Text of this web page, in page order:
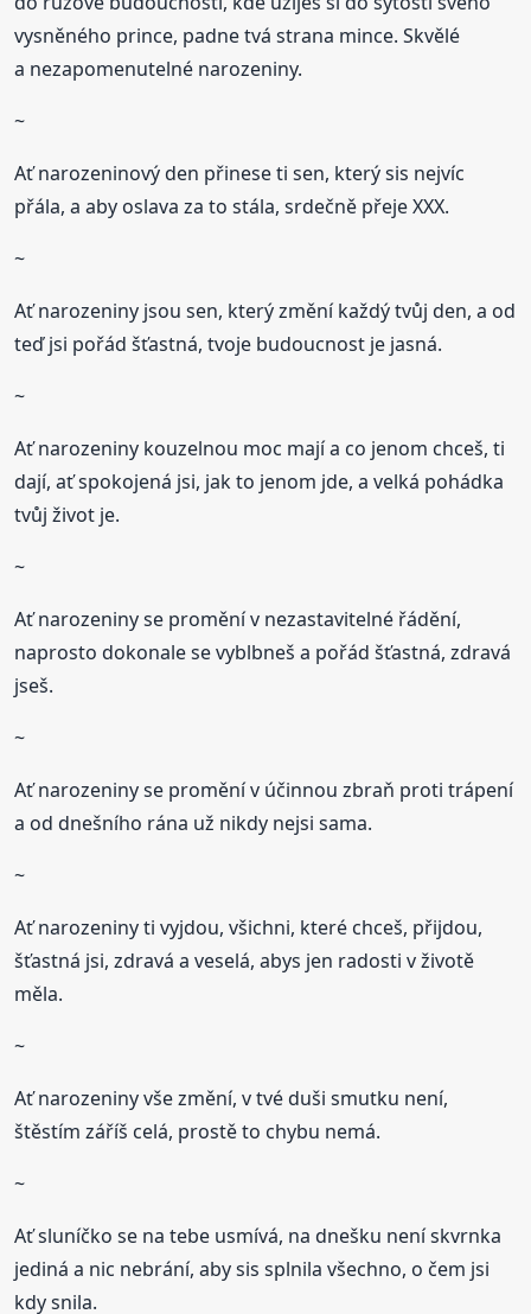
vysněného prince, padne tvá strana mince. Skvělé
a nezapomenutelné narozeniny.
~
Ať narozeninový den přinese ti sen, který sis nejvíc
přála, a aby oslava za to stála, srdečně přeje XXX.
~
Ať narozeniny jsou sen, který změní každý tvůj den, a od
teď jsi pořád šťastná, tvoje budoucnost je jasná.
~
Ať narozeniny kouzelnou moc mají a co jenom chceš, ti
dají, ať spokojená jsi, jak to jenom jde, a velká pohádka
tvůj život je.
~
Ať narozeniny se promění v nezastavitelné řádění,
naprosto dokonale se vyblbneš a pořád šťastná, zdravá
jseš.
~
Ať narozeniny se promění v účinnou zbraň proti trápení
a od dnešního rána už nikdy nejsi sama.
~
Ať narozeniny ti vyjdou, všichni, které chceš, přijdou,
šťastná jsi, zdravá a veselá, abys jen radosti v životě
měla.
~
Ať narozeniny vše změní, v tvé duši smutku není,
štěstím záříš celá, prostě to chybu nemá.
~
Ať sluníčko se na tebe usmívá, na dnešku není skvrnka
jediná a nic nebrání, aby sis splnila všechno, o čem jsi
kdy snila.